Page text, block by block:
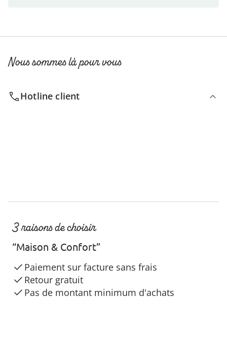
Nous sommes là pour vous
Hotline client
3 raisons de choisir
“Maison & Confort”
Paiement sur facture sans frais
Retour gratuit
Pas de montant minimum d'achats